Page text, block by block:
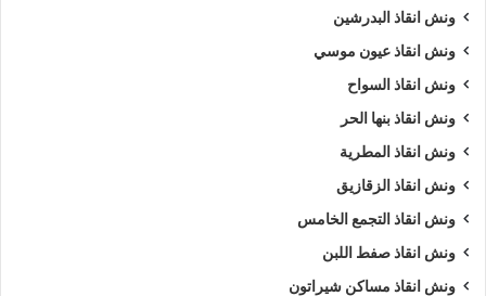
ونش انقاذ البدرشين
ونش انقاذ عيون موسي
ونش انقاذ السواح
ونش انقاذ بنها الحر
ونش انقاذ المطرية
ونش انقاذ الزقازيق
ونش انقاذ التجمع الخامس
ونش انقاذ صفط اللبن
ونش انقاذ مساكن شيراتون